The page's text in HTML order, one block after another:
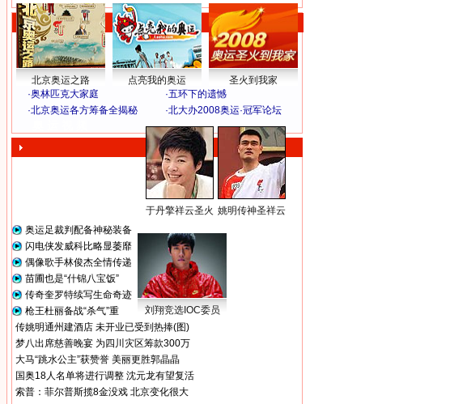
北京奥运之路 点亮我的奥运
圣火到我家
·奥林匹克大家庭 ·五环下的遗憾
·北京奥运各方筹备全揭秘 ·北大办2008奥运·冠军论坛
于丹擎祥云圣火 姚明传神圣祥云
奥运足裁判配备神秘装备
闪电侠发威科比略显萎靡
偶像歌手林俊杰全情传递
苗圃也是“什锦八宝饭”
传奇奎罗特续写生命奇迹
枪王杜丽备战“杀气”重
刘翔竞选IOC委员
传姚明通州建酒店 未开业已受到热捧(图)
梦八出席慈善晚宴 为四川灾区筹款300万
大马“跳水公主”获赞誉 美丽更胜郭晶晶
国奥18人名单将进行调整 沈元龙有望复活
索普：菲尔普斯揽8金没戏 北京变化很大